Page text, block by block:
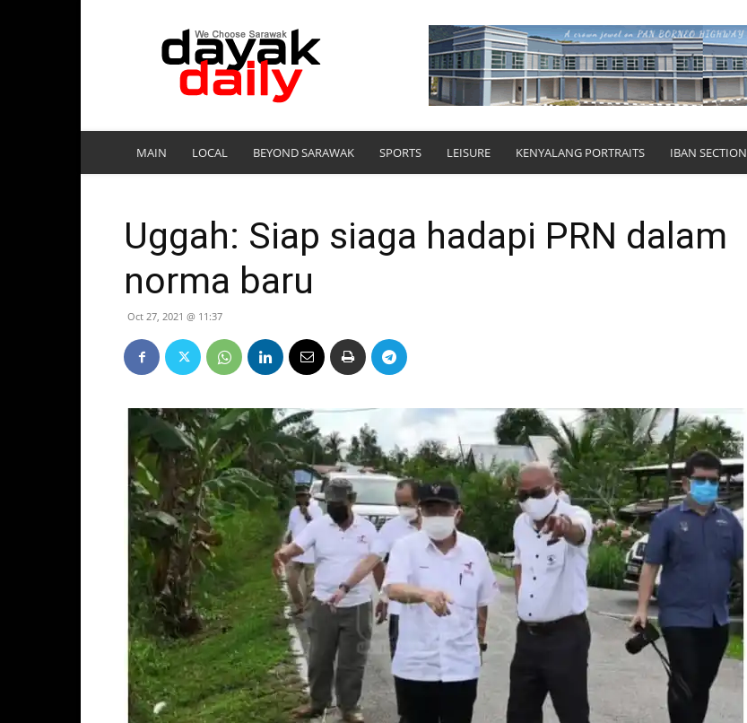
DayakDaily
MAIN LOCAL BEYOND SARAWAK SPORTS LEISURE KENYALANG PORTRAITS IBAN SECTION
Uggah: Siap siaga hadapi PRN dalam
norma baru
Oct 27, 2021 @ 11:37